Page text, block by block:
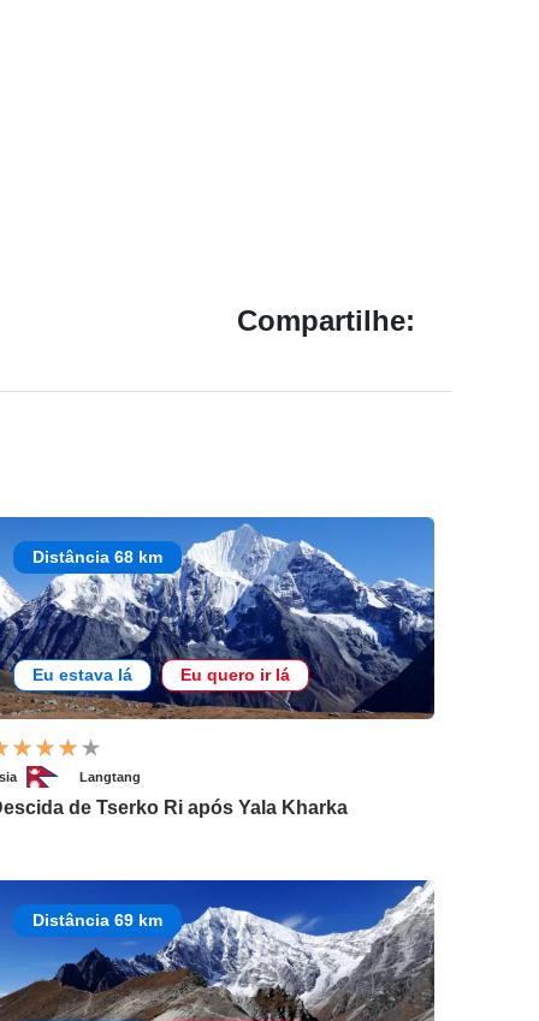
Compartilhe:
Distância 68 km
Eu estava lá Eu quero ir lá
Langtang
de Tserko Ri após Yala Kharka
Distância 69 km